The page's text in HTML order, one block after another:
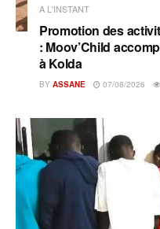
A L'INSTANT
Promotion des
: Moov’Child
à Kolda
BY ASSANE 07/08/2026